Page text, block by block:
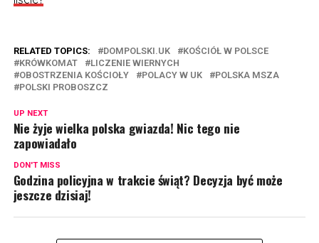
RELATED TOPICS: DOMPOLSKI.UK
KOŚCIÓŁ W POLSCE
KRÓWKOMAT
LICZENIE WIERNYCH
OBOSTRZENIA KOŚCIOŁY
POLACY W UK
POLSKA MSZA
POLSKI PROBOSZCZ
UP NEXT
Nie żyje wielka polska gwiazda! Nic tego nie
zapowiadało
DON'T MISS
Godzina policyjna w trakcie świąt? Decyzja być może
jeszcze dzisiaj!